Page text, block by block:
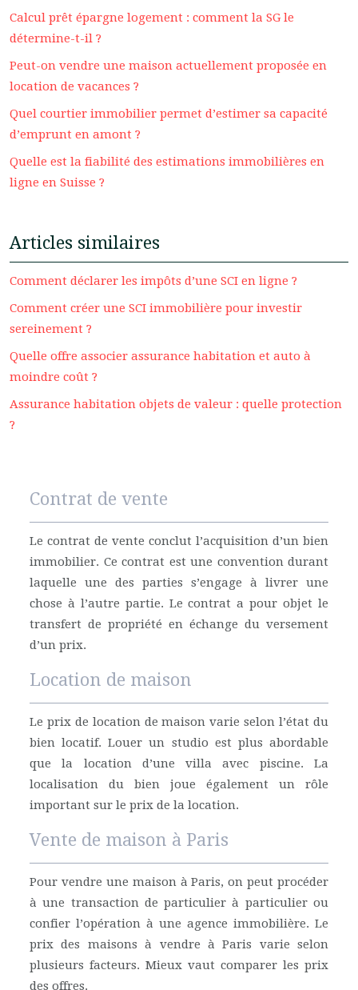
Calcul prêt épargne logement : comment la SG le
détermine-t-il ?
Peut-on vendre une maison actuellement proposée en
location de vacances ?
Quel courtier immobilier permet d’estimer sa capacité
d’emprunt en amont ?
Quelle est la fiabilité des estimations immobilières en
ligne en Suisse ?
Articles similaires
Comment déclarer les impôts d’une SCI en ligne ?
Comment créer une SCI immobilière pour investir
sereinement ?
Quelle offre associer assurance habitation et auto à
moindre coût ?
Assurance habitation objets de valeur : quelle protection
?
Contrat de vente
Le contrat de vente conclut l’acquisition d’un bien
immobilier. Ce contrat est une convention durant
laquelle une des parties s’engage à livrer une
chose à l’autre partie. Le contrat a pour objet le
transfert de propriété en échange du versement
d’un prix.
Location de maison
Le prix de location de maison varie selon l’état du
bien locatif. Louer un studio est plus abordable
que la location d’une villa avec piscine. La
localisation du bien joue également un rôle
important sur le prix de la location.
Vente de maison à Paris
Pour vendre une maison à Paris, on peut procéder
à une transaction de particulier à particulier ou
confier l’opération à une agence immobilière. Le
prix des maisons à vendre à Paris varie selon
plusieurs facteurs. Mieux vaut comparer les prix
des offres.